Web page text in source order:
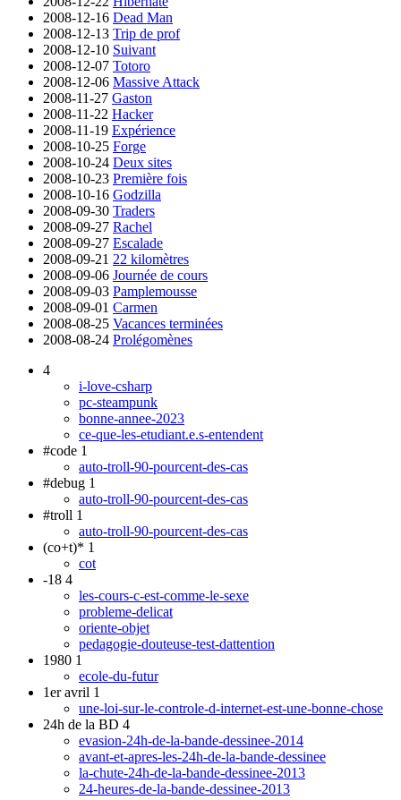
2008-12-16 Dead Man
2008-12-13 Trip de prof
2008-12-10 Suivant
2008-12-07 Totoro
2008-12-06 Massive Attack
2008-11-27 Gaston
2008-11-22 Hacker
2008-11-19 Expérience
2008-10-25 Forge
2008-10-24 Deux sites
2008-10-23 Première fois
2008-10-16 Godzilla
2008-09-30 Traders
2008-09-27 Rachel
2008-09-27 Escalade
2008-09-21 22 kilomètres
2008-09-06 Journée de cours
2008-09-03 Pamplemousse
2008-09-01 Carmen
2008-08-25 Vacances terminées
2008-08-24 Prolégomènes
4
i-love-csharp
pc-steampunk
bonne-annee-2023
ce-que-les-etudiant.e.s-entendent
#code 1
auto-troll-90-pourcent-des-cas
#debug 1
auto-troll-90-pourcent-des-cas
#troll 1
auto-troll-90-pourcent-des-cas
(co+t)* 1
cot
-18 4
les-cours-c-est-comme-le-sexe
probleme-delicat
oriente-objet
pedagogie-douteuse-test-dattention
1980 1
ecole-du-futur
1er avril 1
une-loi-sur-le-controle-d-internet-est-une-bonne-chose
24h de la BD 4
evasion-24h-de-la-bande-dessinee-2014
avant-et-apres-les-24h-de-la-bande-dessinee
la-chute-24h-de-la-bande-dessinee-2013
24-heures-de-la-bande-dessinee-2013